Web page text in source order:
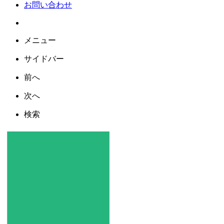
お問い合わせ
メニュー
サイドバー
前へ
次へ
検索